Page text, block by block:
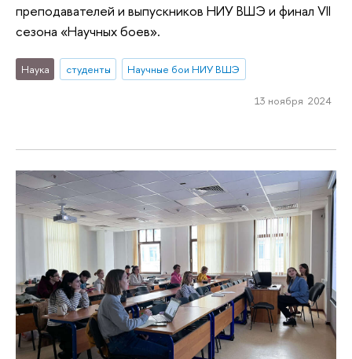
преподавателей и выпускников НИУ ВШЭ и финал VII
сезона «Научных боев».
Наука студенты Научные бои НИУ ВШЭ
13 ноября 2024